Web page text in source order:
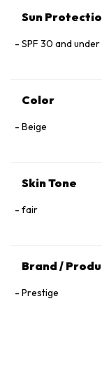
Sun
SPF 30 and under
Color
Beige
Skin Tone
fair
Brand /
Prestige